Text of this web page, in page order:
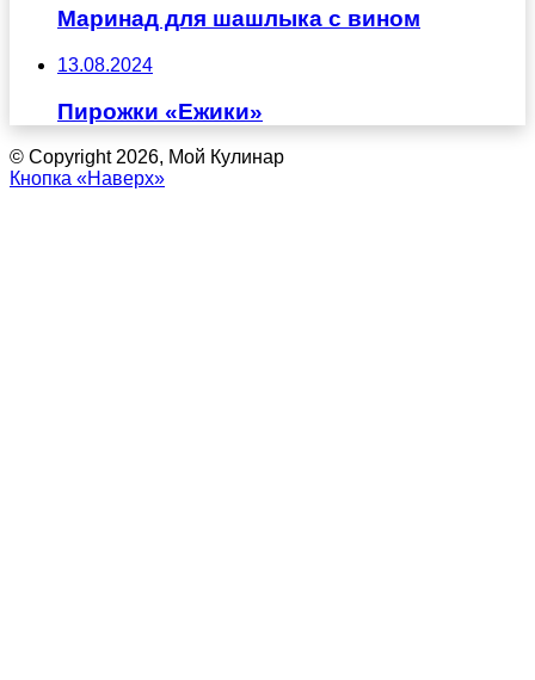
Маринад для шашлыка с вином
13.08.2024
Пирожки «Ежики»
© Copyright 2026, Мой Кулинар
Кнопка «Наверх»